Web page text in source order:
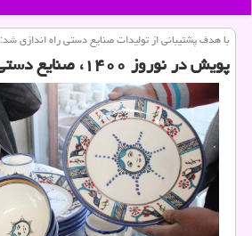
با هدف پشتیبانی از تولیدات صنایع دستی راه اندازی شد:
پویش در نوروز ۱۴۰۰، صنایع دستی هدیه می دهیم